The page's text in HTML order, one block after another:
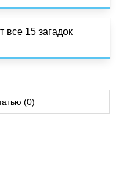
все 15 загадок
(0)